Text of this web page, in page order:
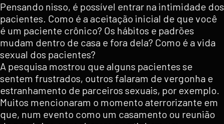
Pensando nisso, é possível entrar na intimidade dos
pacientes. Como é a aceitação inicial de que você
é um paciente crônico? Os hábitos e padrões
mudam dentro de casa e fora dela? Como é a vida
sexual dos pacientes?
A pesquisa mostrou que alguns pacientes se
sentem frustrados, outros falaram de vergonha e
estranhamento de parceiros sexuais, por exemplo.
Muitos mencionaram o momento aterrorizante em
que, num evento como um casamento ou reunião